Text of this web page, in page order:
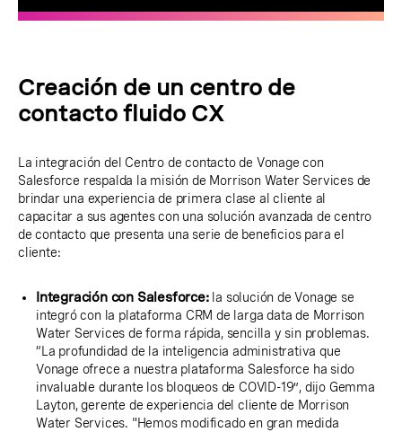
Creación de un centro de
contacto fluido CX
La integración del Centro de contacto de Vonage con
Salesforce respalda la misión de Morrison Water Services de
brindar una experiencia de primera clase al cliente al
capacitar a sus agentes con una solución avanzada de centro
de contacto que presenta una serie de beneficios para el
cliente:
Integración con Salesforce:la solución de Vonage se
integró con la plataforma CRM de larga data de Morrison
Water Services de forma rápida, sencilla y sin problemas.
“La profundidad de la inteligencia administrativa que
Vonage ofrece a nuestra plataforma Salesforce ha sido
invaluable durante los bloqueos de COVID-19”, dijo Gemma
Layton, gerente de experiencia del cliente de Morrison
Water Services. "Hemos modificado en gran medida